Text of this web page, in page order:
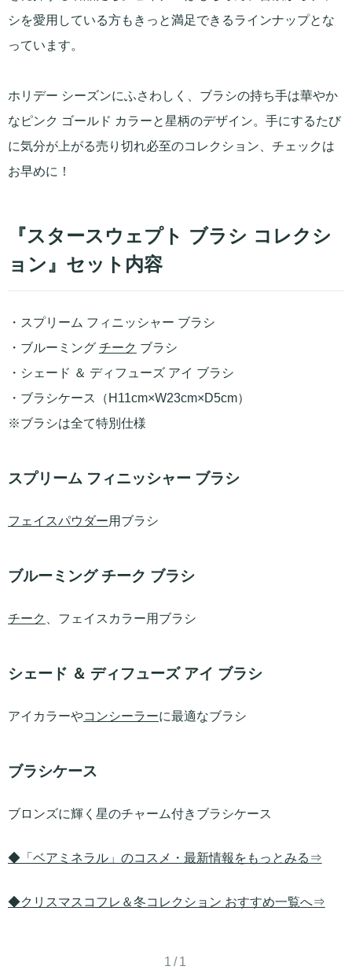
シを愛用している方もきっと満足できるラインナップとな
っています。
ホリデー シーズンにふさわしく、ブラシの持ち手は華やか
なピンク ゴールド カラーと星柄のデザイン。手にするたび
に気分が上がる売り切れ必至のコレクション、チェックは
お早めに！
『スタースウェプト ブラシ コレクシ
ョン』セット内容
・スプリーム フィニッシャー ブラシ
・ブルーミング チーク ブラシ
・シェード ＆ ディフューズ アイ ブラシ
・ブラシケース（H11cm×W23cm×D5cm）
※ブラシは全て特別仕様
スプリーム フィニッシャー ブラシ
フェイスパウダー用ブラシ
ブルーミング チーク ブラシ
チーク 、フェイスカラー用ブラシ
シェード ＆ ディフューズ アイ ブラシ
アイカラーやコンシーラーに最適なブラシ
ブラシケース
ブロンズに輝く星のチャーム付きブラシケース
◆「ベアミネラル」のコスメ・最新情報をもっとみる⇒
◆クリスマスコフレ＆冬コレクション おすすめ一覧へ⇒
1/1